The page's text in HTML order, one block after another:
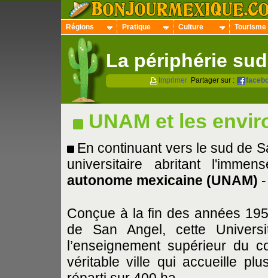
Régions Pratique Culture Tourisme
La périphérie
Imprimer Partager sur :
UNAM et les
En continuant vers le sud de
universitaire abritant
autonome mexicaine (UNAM)
Conçue à la fin des années
de San Angel, cette
l’enseignement supérieur du
véritable ville qui accueille